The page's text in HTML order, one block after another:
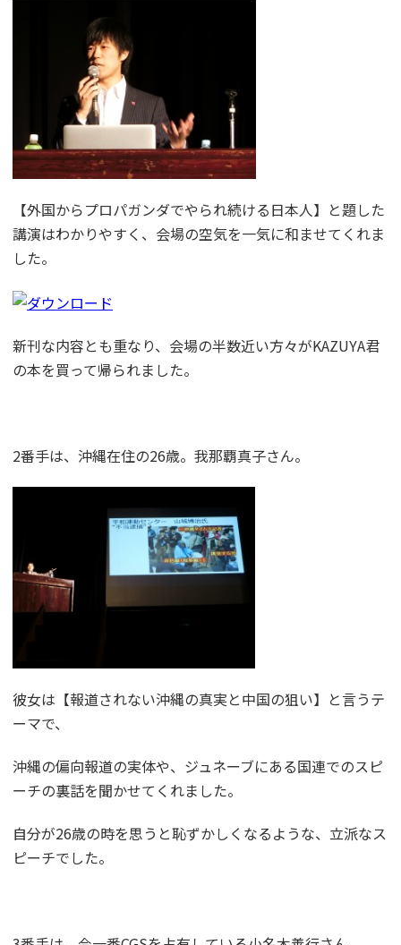
【外国からプロパガンダでやられ続ける日本人】と題した
講演はわかりやすく、会場の空気を一気に和ませてくれま
した。
新刊な内容とも重なり、会場の半数近い方々がKAZUYA君
の本を買って帰られました。
2番手は、沖縄在住の26歳。我那覇真子さん。
彼女は【報道されない沖縄の真実と中国の狙い】と言うテ
ーマで、
沖縄の偏向報道の実体や、ジュネーブにある国連でのスピ
ーチの裏話を聞かせてくれました。
自分が26歳の時を思うと恥ずかしくなるような、立派なス
ピーチでした。